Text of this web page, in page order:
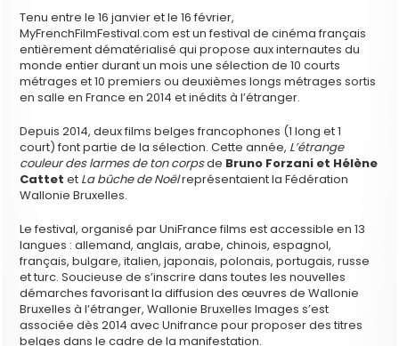
Tenu entre le 16 janvier et le 16 février,
MyFrenchFilmFestival.com est un festival de cinéma français
entièrement dématérialisé qui propose aux internautes du
monde entier durant un mois une sélection de 10 courts
métrages et 10 premiers ou deuxièmes longs métrages sortis
en salle en France en 2014 et inédits à l’étranger.
Depuis 2014, deux films belges francophones (1 long et 1
court) font partie de la sélection. Cette année, L’étrange
couleur des larmes de ton corpsde Bruno Forzani et Hélène
Cattet et La bûche de Noëlreprésentaient la Fédération
Wallonie Bruxelles.
Le festival, organisé par UniFrance films est accessible en 13
langues : allemand, anglais, arabe, chinois, espagnol,
français, bulgare, italien, japonais, polonais, portugais, russe
et turc. Soucieuse de s’inscrire dans toutes les nouvelles
démarches favorisant la diffusion des œuvres de Wallonie
Bruxelles à l’étranger, Wallonie Bruxelles Images s’est
associée dès 2014 avec Unifrance pour proposer des titres
belges dans le cadre de la manifestation.